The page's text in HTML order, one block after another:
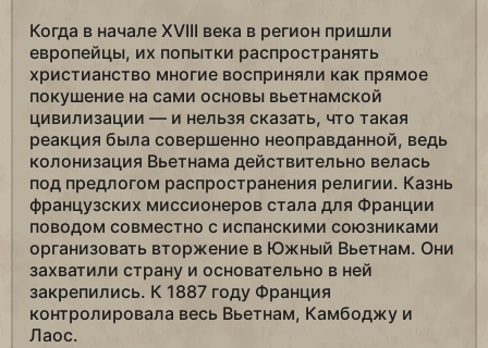
Когда в начале XVIII века в регион пришли
европейцы, их попытки распространять
христианство многие восприняли как прямое
покушение на сами основы вьетнамской
цивилизации — и нельзя сказать, что такая
реакция была совершенно неоправданной, ведь
колонизация Вьетнама действительно велась
под предлогом распространения религии. Казнь
французских миссионеров стала для Франции
поводом совместно с испанскими союзниками
организовать вторжение в Южный Вьетнам. Они
захватили страну и основательно в ней
закрепились. К 1887 году Франция
контролировала весь Вьетнам, Камбоджу и
Лаос.